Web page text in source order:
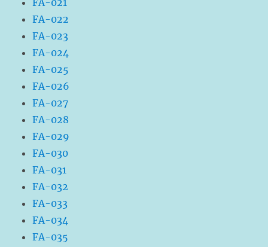
FA-021
FA-022
FA-023
FA-024
FA-025
FA-026
FA-027
FA-028
FA-029
FA-030
FA-031
FA-032
FA-033
FA-034
FA-035